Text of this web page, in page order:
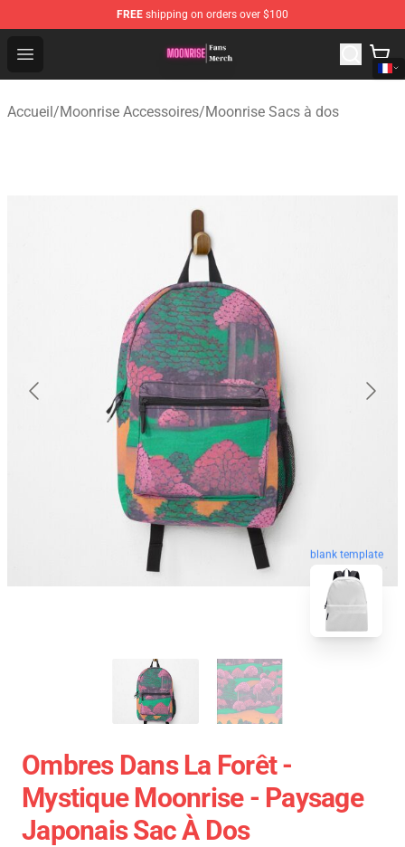
FREE shipping on orders over $100
Open menu
Moonrise Store - Official Moonrise Merchandise Shop
Accueil/Moonrise Accessoires/Moonrise Sacs à dos
blank template
Ombres Dans La Forêt -
Mystique Moonrise - Paysage
Japonais Sac À Dos